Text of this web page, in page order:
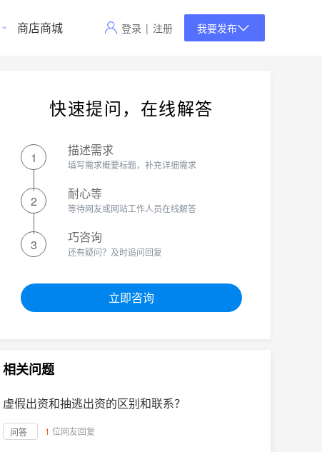
商店商城 登录 | 注册 我要发布
快速提问，在线解答
1 描述需求
填写需求概要标题，补充详细需求
2 耐心等
等待网友或网站工作人员在线解答
3 巧咨询
还有疑问？及时追问回复
立即咨询
相关问题
虚假出资和抽逃出资的区别和联系？
问答 1 位网友回复